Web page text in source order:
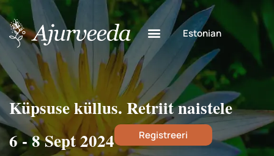
Estonian
Küpsuse küllus. Retriit naistele
6 - 8 Sept 2024
Registreeri